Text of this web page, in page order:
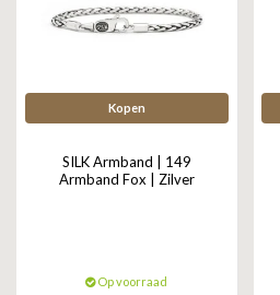
Kopen
SILK Armband | 149
Armband Fox | Zilver
Op voorraad